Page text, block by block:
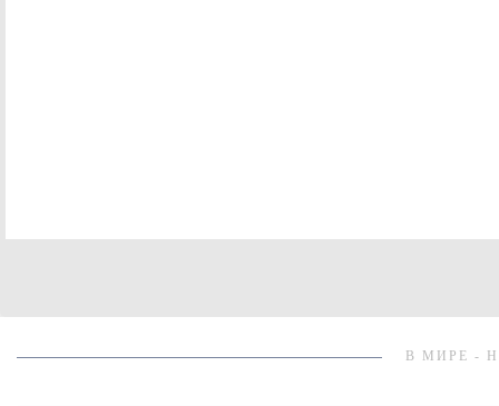
В МИРЕ -